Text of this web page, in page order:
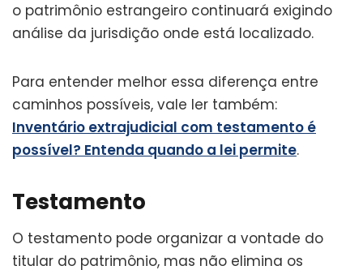
o patrimônio estrangeiro continuará exigindo
análise da jurisdição onde está localizado.
Para entender melhor essa diferença entre
caminhos possíveis, vale ler também:
Inventário extrajudicial com testamento é
possível? Entenda quando a lei permite.
Testamento
O testamento pode organizar a vontade do
titular do patrimônio, mas não elimina os